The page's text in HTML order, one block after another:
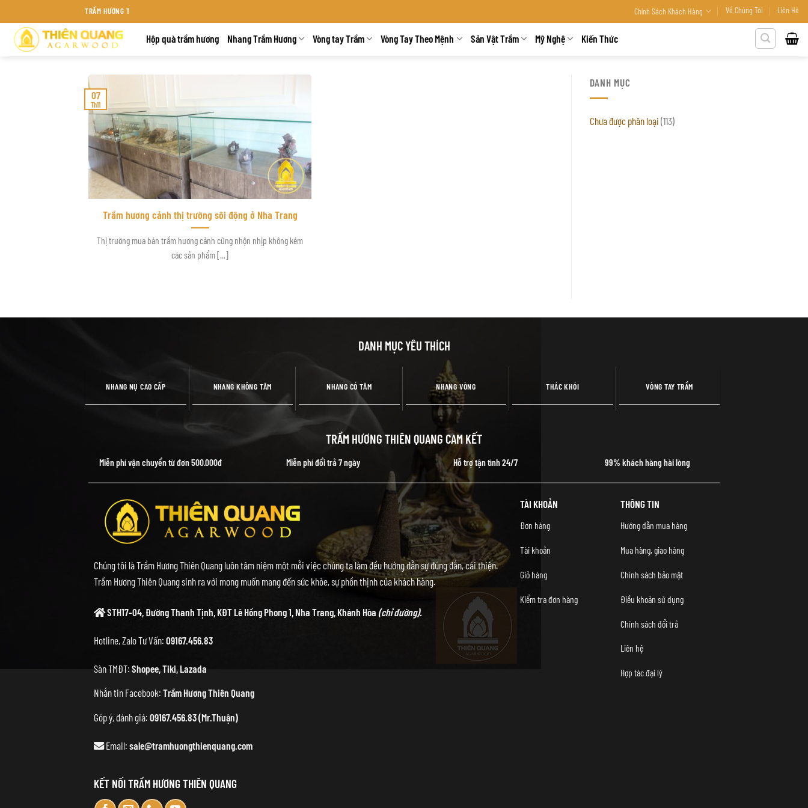
qua
dung
TRẦM HƯƠNG THIÊN QUANG KHÁNH HÒA Chính Sách Khách Hàng Về Chúng Tôi Liên Hệ
Hộp quà trầm hương Nhang Trầm Hương Vòng tay Trầm Vòng Tay Theo Mệnh Sản Vật Trầm Mỹ Nghệ Kiến Thức
Trầm hương cảnh thị trường sôi động ở Nha Trang
Thị trường mua bán trầm hương cảnh cũng nhộn nhịp không kém
các sản phẩm [...]
07
Th11
DANH MỤC
Chưa được phân loại (113)
DANH MỤC YÊU THÍCH
NHANG NỤ CAO CẤP NHANG KHÔNG TĂM NHANG CÓ TĂM NHANG VÒNG THÁC KHÓI VÒNG TAY TRẦM
TRẦM HƯƠNG THIÊN QUANG CAM KẾT
Miễn phí vận chuyển từ đơn 500.000đ Miễn phí đổi trả 7 ngày Hỗ trợ tận tình 24/7 99% khách hàng hài lòng
Chúng tôi là Trầm Hương Thiên Quang luôn tâm niệm một mỗi việc chúng ta làm đều hướng dẫn sự đúng đắn, cái thiện.
Trầm Hương Thiên Quang sinh ra với mong muốn mang đến sức khỏe, sự phồn thịnh của khách hàng.
STH17-04, Đường Thanh Tịnh, KĐT Lê Hồng Phong 1, Nha Trang, Khánh Hòa (chỉ đường).
Hotline, Zalo Tư Vấn: 09167.456.83
Sàn TMĐT: Shopee, Tiki Lazada
Nhắn tin Facebook: Trầm Hương Thiên Quang
Góp ý, đánh giá: 09167.456.83 (Mr.Thuận)
Email: sale@tramhuongthienquang.com
KẾT NỐI TRẦM HƯƠNG THIÊN QUANG
TÀI KHOẢN
Đơn hàng
Tài khoản
Giỏ hàng
Kiểm tra đơn hàng
THÔNG TIN
Hướng dẫn mua hàng
Mua hàng, giao hàng
Chính sách bảo mật
Điều khoản sử dụng
Chính sách đổi trả
Liên hệ
Hợp tác đại lý